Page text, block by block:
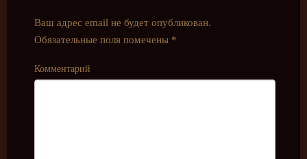
Ваш адрес email не будет опубликован.
Обязательные поля помечены *
Комментарий